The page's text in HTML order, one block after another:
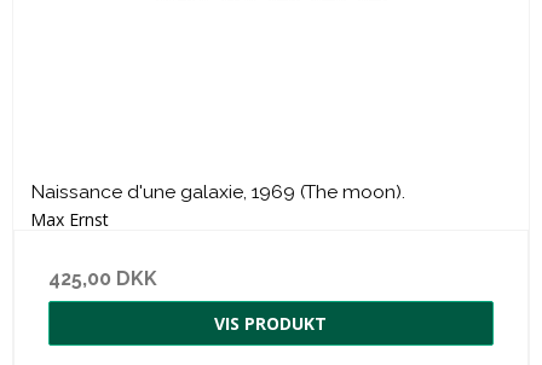
Naissance d'une galaxie, 1969 (The moon).
Max Ernst
425,00 DKK
VIS PRODUKT